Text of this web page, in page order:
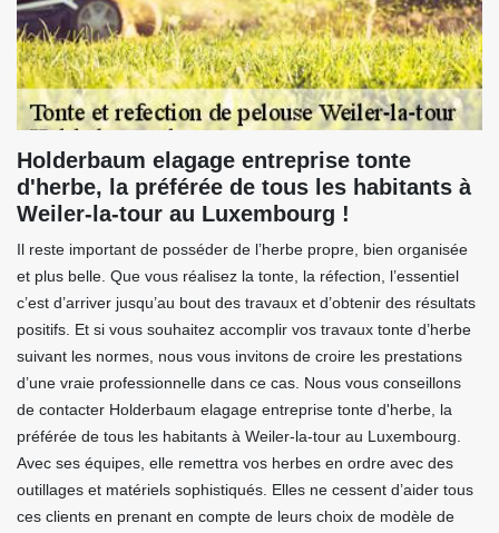
Holderbaum elagage entreprise tonte
d'herbe, la préférée de tous les habitants à
Weiler-la-tour au Luxembourg !
Il reste important de posséder de l’herbe propre, bien organisée
et plus belle. Que vous réalisez la tonte, la réfection, l’essentiel
c’est d’arriver jusqu’au bout des travaux et d’obtenir des résultats
positifs. Et si vous souhaitez accomplir vos travaux tonte d’herbe
suivant les normes, nous vous invitons de croire les prestations
d’une vraie professionnelle dans ce cas. Nous vous conseillons
de contacter Holderbaum elagage entreprise tonte d'herbe, la
préférée de tous les habitants à Weiler-la-tour au Luxembourg.
Avec ses équipes, elle remettra vos herbes en ordre avec des
outillages et matériels sophistiqués. Elles ne cessent d’aider tous
ces clients en prenant en compte de leurs choix de modèle de